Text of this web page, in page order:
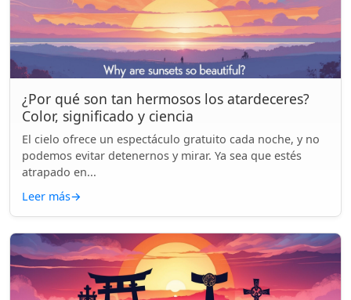
¿Por qué son tan hermosos los atardeceres?
Color, significado y ciencia
El cielo ofrece un espectáculo gratuito cada noche, y no
podemos evitar detenernos y mirar. Ya sea que estés
atrapado en...
Leer más→